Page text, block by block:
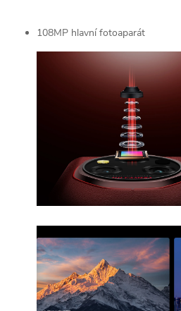
108MP hlavní fotoaparát